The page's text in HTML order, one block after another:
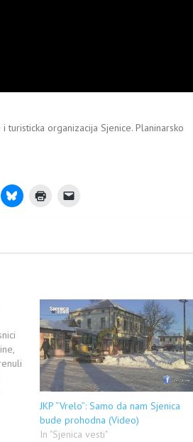
organizacija Sjenice. Planinarsko
i
JKP “Vrelo”: Samo da nam Sjenica
bude prohodna (Video)
In "Sjenica vesti"